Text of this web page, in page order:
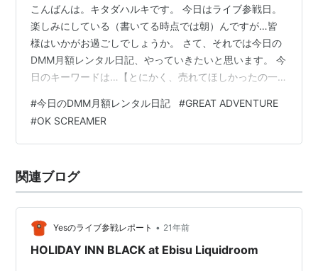
2008年1月通算4作目となるアルバム『COLOURS IN
THE DARKNESS』を完成させる。
同アルバムが2008年4月16日リリース！！
Discography
2005.02.23
2005.09.05TORTOISE
2005.11.23
2006.03.08
2006.08.09WHERE’S THE SOUL
こんばんは。キタダハルキです。 今日はライブ参戦日。
楽しみにしている（書いてる時点では朝）んですが…皆
様はいかがお過ごしでしょうか。 さて、それでは今日の
DMM月額レンタル日記、やっていきたいと思います。 今
日のキーワードは…【とにかく、売れてほしかったの一
#今日のDMM月額レンタル日記 #GREAT ADVENTURE
#OK SCREAMER
関連ブログ
Yesのライブ参戦レポート • 21年前
HOLIDAY INN BLACK at Ebisu Liquidroom